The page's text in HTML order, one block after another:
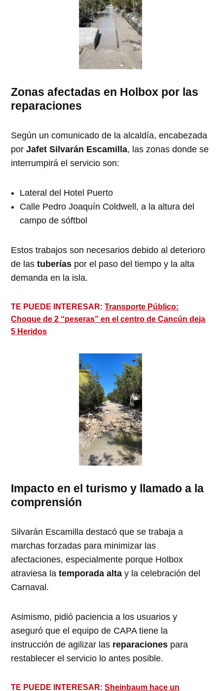
Zonas afectadas en Holbox por las
reparaciones
Según un comunicado de la alcaldía, encabezada
porJafet Silvarán Escamilla, las zonas donde se
interrumpirá el servicio son:
Lateral del Hotel Puerto
Calle Pedro Joaquín Coldwell, a la altura del
campo de sóftbol
Estos trabajos son necesarios debido al deterioro
de las tuberías por el paso del tiempo y la alta
demanda en la isla.
TE PUEDE INTERESAR:Transporte Público:
Choque de 2 “peseras” en el centro de Cancún deja
5 Heridos
Impacto en el turismo y llamado a la
comprensión
Silvarán Escamilla destacó que se trabaja a
marchas forzadas para minimizar las
afectaciones, especialmente porque Holbox
atraviesa la temporada alta y la celebración del
Carnaval.
Asimismo, pidió paciencia a los usuarios y
aseguró que el equipo de CAPA tiene la
instrucción de agilizar las reparaciones para
restablecer el servicio lo antes posible.
TE PUEDE INTERESAR:Sheinbaum hace un